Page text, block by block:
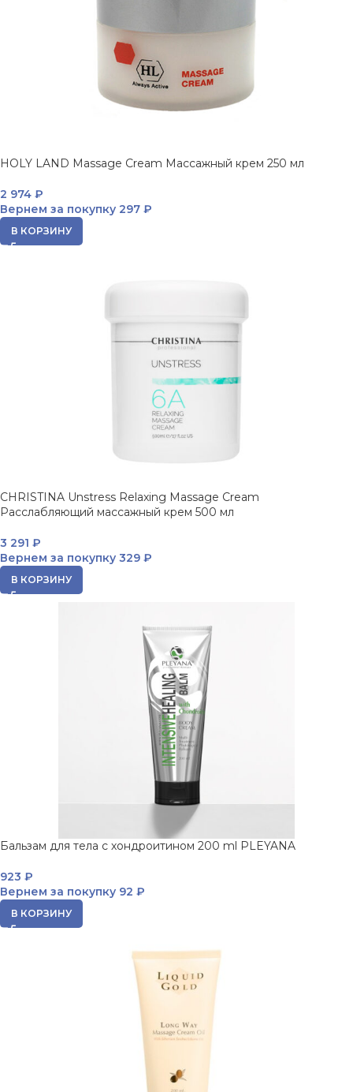
HOLY LAND Massage Cream Массажный крем 250 мл
2 974 ₽
Вернем за покупку 297 ₽
В КОРЗИНУ
CHRISTINA Unstress Relaxing Massage Cream
Расслабляющий массажный крем 500 мл
3 291 ₽
Вернем за покупку 329 ₽
В КОРЗИНУ
Бальзам для тела с хондроитином 200 ml PLEYANA
923 ₽
Вернем за покупку 92 ₽
В КОРЗИНУ